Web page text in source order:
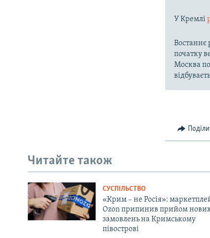
У Кремлі
Востаннє
початку
Москва
Читайте також
СУСПІЛЬСТВО
«Крим – не Росія»:
Ozon припинив прийом
замовлень на Кримському
півострові